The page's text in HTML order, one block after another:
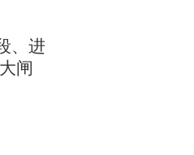
、进
闸